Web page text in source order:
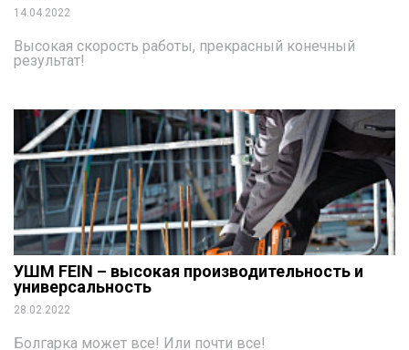
14.04.2022
Высокая скорость работы, прекрасный конечный
результат!
УШМ FEIN – высокая производительность и
универсальность
28.02.2022
Болгарка может все! Или почти все!